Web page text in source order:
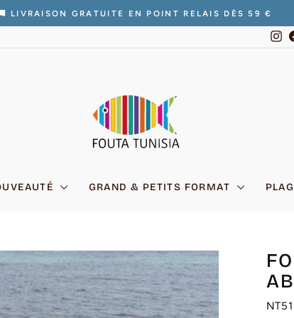
Diaporama
LIVRAISON GRATUITE EN POINT RELAIS DÈS 59 €
GRAND & PETITS FORMAT